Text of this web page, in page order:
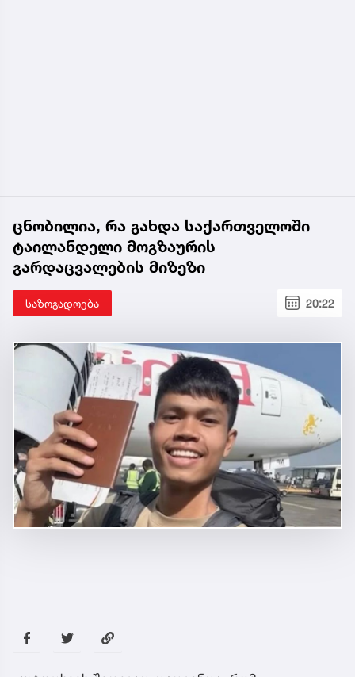
ცნობილია, რა გახდა საქართველოში
ტაილანდელი მოგზაურის
გარდაცვალების მიზეზი
საზოგადოება 20:22